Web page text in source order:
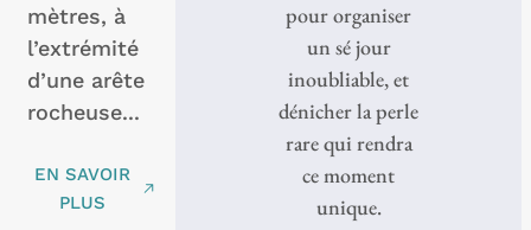
mètres, à
l’extrémité
d’une arête
rocheuse...
EN SAVOIR
PLUS
pour organiser
un sé jour
inoubliable, et
dénicher la perle
rare qui rendra
ce moment
unique.